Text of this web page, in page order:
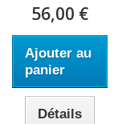
56,00 €
Ajouter au
panier
Détails